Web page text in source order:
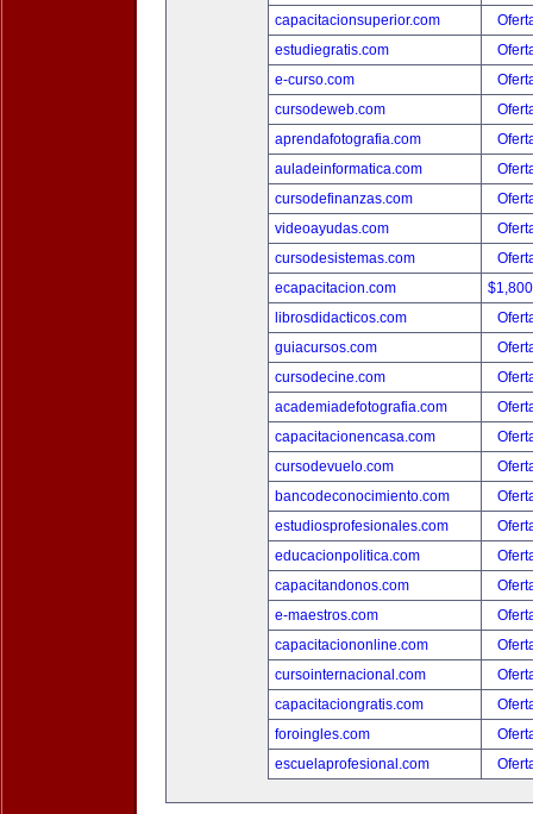
capacitacionsuperior.com
estudiegratis.com
e-curso.com
cursodeweb.com
aprendafotografia.com
auladeinformatica.com
cursodefinanzas.com
videoayudas.com
cursodesistemas.com
ecapacitacion.com
librosdidacticos.com
guiacursos.com
cursodecine.com
academiadefotografia.com
capacitacionencasa.com
cursodevuelo.com
bancodeconocimiento.com
estudiosprofesionales.com
educacionpolitica.com
capacitandonos.com
e-maestros.com
capacitaciononline.com
cursointernacional.com
capacitaciongratis.com
foroingles.com
escuelaprofesional.com